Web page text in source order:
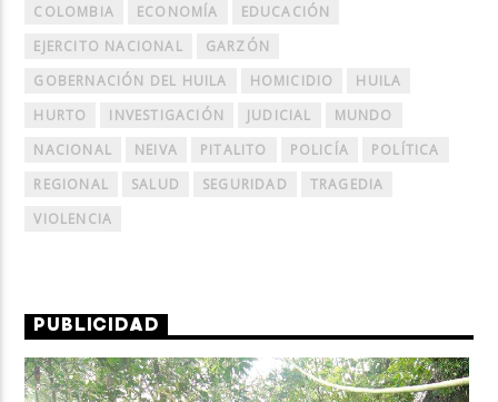
COLOMBIA
ECONOMÍA
EDUCACIÓN
EJERCITO NACIONAL
GARZÓN
GOBERNACIÓN DEL HUILA
HOMICIDIO
HUILA
HURTO
INVESTIGACIÓN JUDICIAL
MUNDO
NACIONAL
NEIVA PITALITO POLICÍA
POLÍTICA
REGIONAL
SALUD SEGURIDAD
TRAGEDIA
VIOLENCIA
PUBLICIDAD